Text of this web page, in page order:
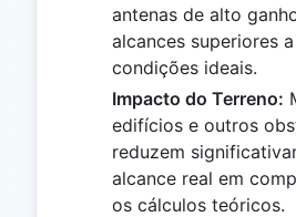
antenas de alto
alcances superiores
condições ideais.
Impacto do Terreno:
edifícios e outros
reduzem
alcance real em
os cálculos teóricos.